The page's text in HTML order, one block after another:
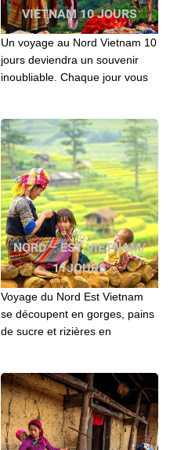
VIETNAM 10 JOURS
Un voyage au Nord Vietnam 10
jours deviendra un souvenir
inoubliable. Chaque jour vous
NORD – EST VIETNAM/
11JOURS
Voyage du Nord Est Vietnam
se découpent en gorges, pains
de sucre et rizières en